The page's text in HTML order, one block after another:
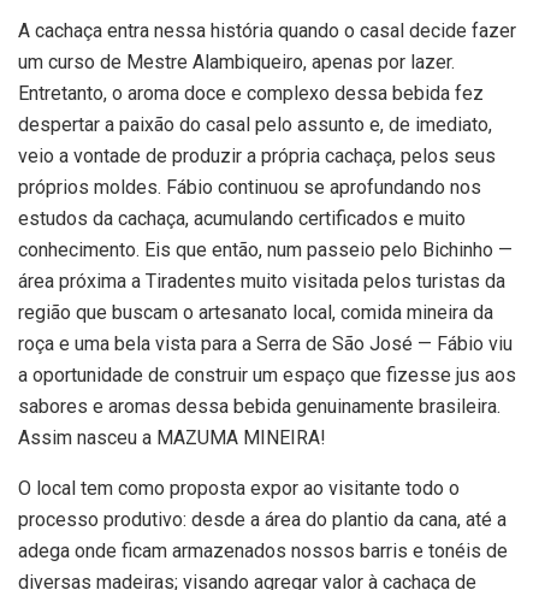
A cachaça entra nessa história quando o casal decide fazer
um curso de Mestre Alambiqueiro, apenas por lazer.
Entretanto, o aroma doce e complexo dessa bebida fez
despertar a paixão do casal pelo assunto e, de imediato,
veio a vontade de produzir a própria cachaça, pelos seus
próprios moldes. Fábio continuou se aprofundando nos
estudos da cachaça, acumulando certificados e muito
conhecimento. Eis que então, num passeio pelo Bichinho —
área próxima a Tiradentes muito visitada pelos turistas da
região que buscam o artesanato local, comida mineira da
roça e uma bela vista para a Serra de São José — Fábio viu
a oportunidade de construir um espaço que fizesse jus aos
sabores e aromas dessa bebida genuinamente brasileira.
Assim nasceu a MAZUMA MINEIRA!
​O local tem como proposta expor ao visitante todo o
processo produtivo: desde a área do plantio da cana, até a
adega onde ficam armazenados nossos barris e tonéis de
diversas madeiras; visando agregar valor à cachaça de